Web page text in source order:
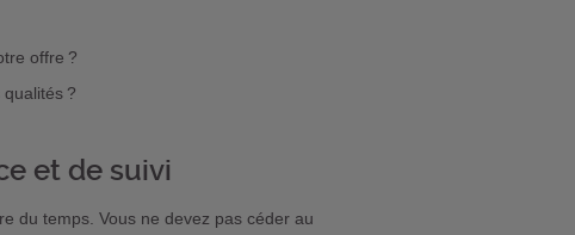
offre ?
?
et de suivi
du temps. Vous ne devez pas céder au